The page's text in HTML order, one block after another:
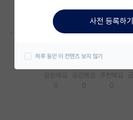
미국 대학원 합격 후기 게시판
대학원생 모집 게시판
연구실(PI) 홍보 게시판
.
사전 등록하기
하루 동안 이 컨텐츠 보지 않기